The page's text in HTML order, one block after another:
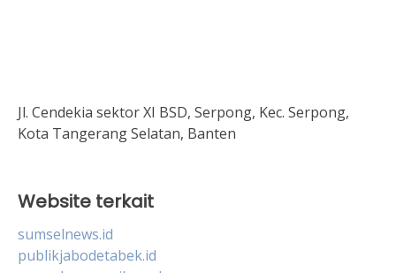
Jl. Cendekia sektor XI BSD, Serpong, Kec. Serpong,
Kota Tangerang Selatan, Banten
Website terkait
sumselnews.id
publikjabodetabek.id